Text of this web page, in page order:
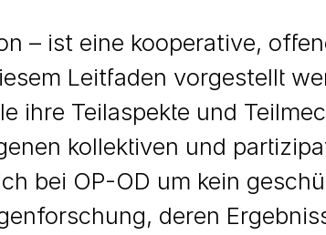
– ist eine kooperative,
Leitfaden vorgestellt
ihre Teilaspekte und
kollektiven und
bei OP-OD um kein
deren
OD erfolgte begleitend zu
Teilnehmer*innen. Mittels
erhielten die
und Anregungen für
digitalen Projektplattform